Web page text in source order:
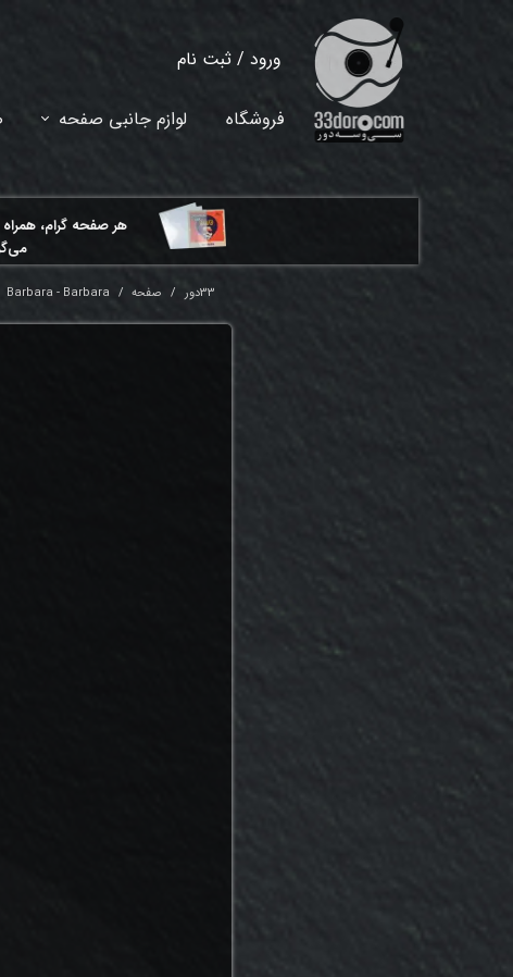
ورود / ثبت نام
خروج از حساب کاربری
فروشگاه لوازم جانبی صفحه
هر ​صفحه گرام،
33دور صفحه Barbara - Barbara